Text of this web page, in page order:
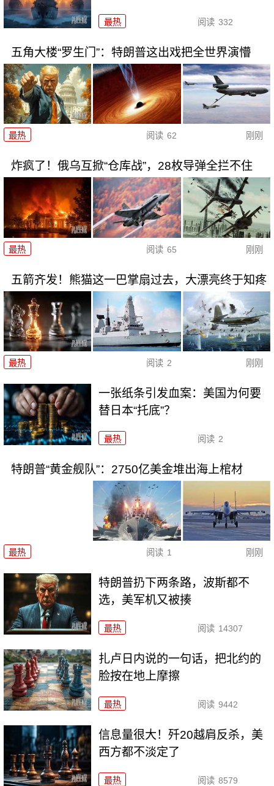
最热 阅读 332
五角大楼“罗生门”：特朗普这出戏把全世界演懵
最热 阅读 62 刚刚
炸疯了！俄乌互掀“仓库战”，28枚导弹全拦不住
最热 阅读 65 刚刚
五箭齐发！熊猫这一巴掌扇过去，大漂亮终于知疼
最热 阅读 2 刚刚
一张纸条引发血案：美国为何要
替日本“托底”？
最热 阅读 2
特朗普“黄金舰队”：2750亿美金堆出海上棺材
最热 阅读 1 刚刚
特朗普扔下两条路，波斯都不
选，美军机又被揍
最热 阅读 14307
扎卢日内说的一句话，把北约的
脸按在地上摩擦
最热 阅读 9442
信息量很大！歼20越肩反杀，美
西方都不淡定了
最热 阅读 8579